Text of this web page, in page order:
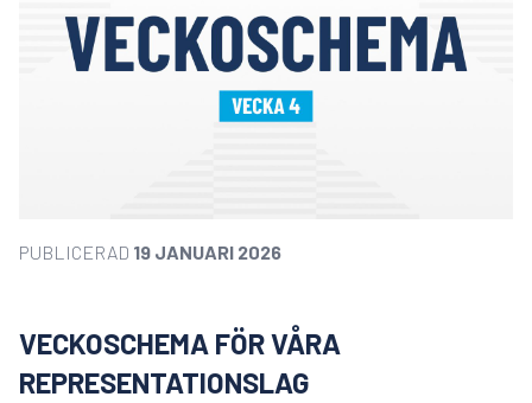
PUBLICERAD 19 JANUARI 2026
VECKOSCHEMA FÖR VÅRA
REPRESENTATIONSLAG